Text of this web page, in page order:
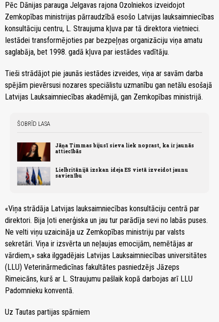
Pēc Dānijas parauga Jelgavas rajona Ozolniekos izveidojot
Zemkopības ministrijas pārraudzībā esošo Latvijas lauksaimniecības
konsultāciju centru, L. Straujuma kļuva par tā direktora vietnieci.
Iestādei transformējoties par bezpeļņas organizāciju viņa amatu
saglabāja, bet 1998. gadā kļuva par iestādes vadītāju.
Tieši strādājot pie jaunās iestādes izveides, viņa ar savām darba
spējām pievērsusi nozares speciālistu uzmanību gan netālu esošajā
Latvijas Lauksaimniecības akadēmijā, gan Zemkopības ministrijā.
ŠOBRĪD LASA
Jāņa Timmas bijusī sieva liek noprast, ka ir jaunās
attiecībās
Lielbritānijā izskan ideja ES vietā izveidot jaunu
savienību
«Viņa strādāja Latvijas lauksaimniecības konsultāciju centrā par
direktori. Bija ļoti enerģiska un jau tur parādīja sevi no labās puses.
Ne velti viņu uzaicināja uz Zemkopības ministriju par valsts
sekretāri. Viņa ir izsvērta un neļaujas emocijām, nemētājas ar
vārdiem,» saka ilggadējais Latvijas Lauksaimniecības universitātes
(LLU) Veterinārmedicīnas fakultātes pasniedzējs Jāzeps
Rimeicāns, kurš ar L. Straujumu pašlaik kopā darbojas arī LLU
Padomnieku konventā.
Uz Tautas partijas spārniem